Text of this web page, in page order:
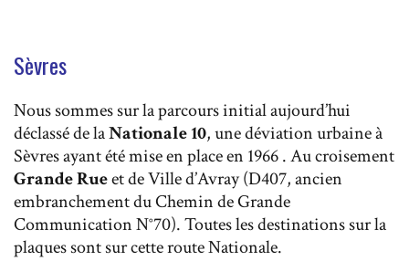
Sèvres
Nous sommes sur la parcours initial aujourd’hui
déclassé de laNationale 10, une déviation urbaine à
Sèvres ayant été mise en place en 1966 . Au croisement
Grande Rueet de Ville d’Avray (D407, ancien
embranchement du Chemin de Grande
Communication N°70). Toutes les destinations sur la
plaques sont sur cette route Nationale.